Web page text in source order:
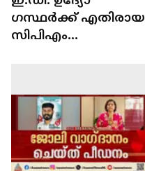
ഗസ്ഥർക്ക് എതിരായ
സിപിഎം